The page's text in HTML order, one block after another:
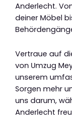
Anderlecht.
deiner Möbel
Vertraue auf
von Umzug
unserem
Sorgen mehr
uns darum,
Anderlecht